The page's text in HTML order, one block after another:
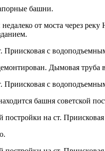
башни.
от моста через
Дымовая труба
башня советской